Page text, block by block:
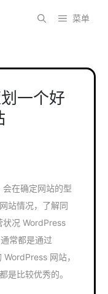
菜单
一个好
在确定网站的型
站情况，了解同
状况 WordPress
常都是通过
网站，
是比较优秀的。